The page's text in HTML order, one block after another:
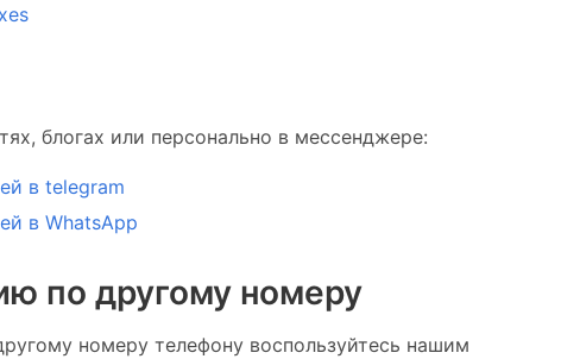
блогах или персонально в мессенджере:
в telegram
в WhatsApp
по другому номеру
номеру телефону воспользуйтесь нашим